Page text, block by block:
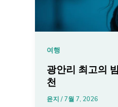
여행
광안리 최고의
천
윤지 / 7월 7, 2026